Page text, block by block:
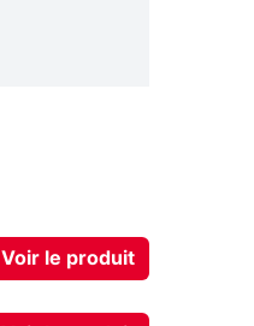
Voir le produit